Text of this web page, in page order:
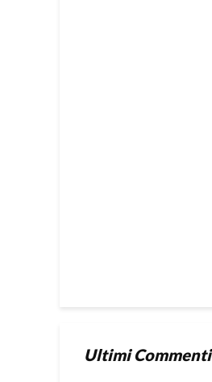
Ultimi Commenti